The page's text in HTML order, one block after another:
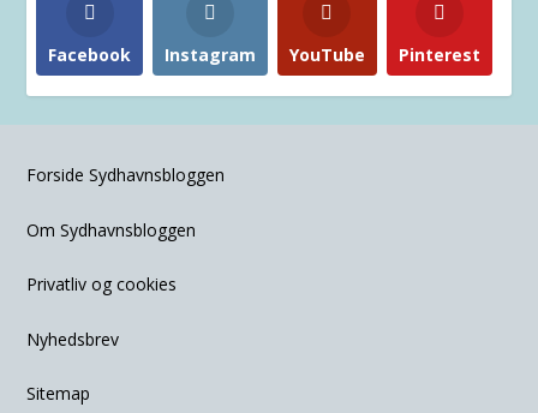
Facebook Instagram YouTube Pinterest
Forside Sydhavnsbloggen
Om Sydhavnsbloggen
Privatliv og cookies
Nyhedsbrev
Sitemap